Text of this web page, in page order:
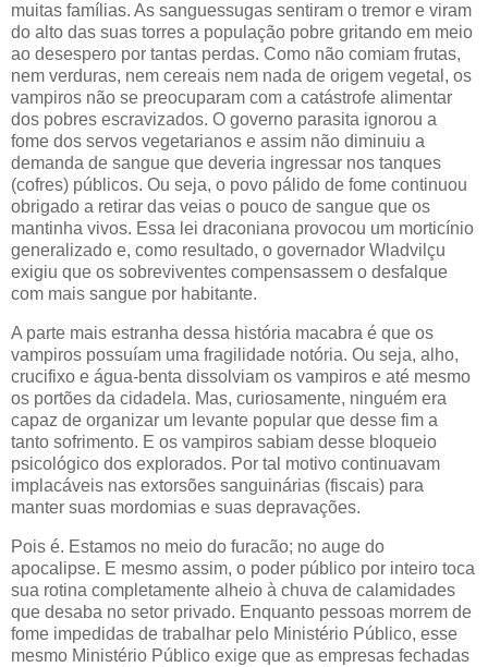
muitas famílias. As sanguessugas sentiram o tremor e viram
do alto das suas torres a população pobre gritando em meio
ao desespero por tantas perdas. Como não comiam frutas,
nem verduras, nem cereais nem nada de origem vegetal, os
vampiros não se preocuparam com a catástrofe alimentar
dos pobres escravizados. O governo parasita ignorou a
fome dos servos vegetarianos e assim não diminuiu a
demanda de sangue que deveria ingressar nos tanques
(cofres) públicos. Ou seja, o povo pálido de fome continuou
obrigado a retirar das veias o pouco de sangue que os
mantinha vivos. Essa lei draconiana provocou um morticínio
generalizado e, como resultado, o governador Wladvilçu
exigiu que os sobreviventes compensassem o desfalque
com mais sangue por habitante.
A parte mais estranha dessa história macabra é que os
vampiros possuíam uma fragilidade notória. Ou seja, alho,
crucifixo e água-benta dissolviam os vampiros e até mesmo
os portões da cidadela. Mas, curiosamente, ninguém era
capaz de organizar um levante popular que desse fim a
tanto sofrimento. E os vampiros sabiam desse bloqueio
psicológico dos explorados. Por tal motivo continuavam
implacáveis nas extorsões sanguinárias (fiscais) para
manter suas mordomias e suas depravações.
Pois é. Estamos no meio do furacão; no auge do
apocalipse. E mesmo assim, o poder público por inteiro toca
sua rotina completamente alheio à chuva de calamidades
que desaba no setor privado. Enquanto pessoas morrem de
fome impedidas de trabalhar pelo Ministério Público, esse
mesmo Ministério Público exige que as empresas fechadas